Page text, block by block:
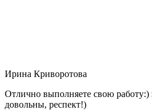
Ирина Криворотова
Отлично выполняете свою работу:)
довольны, респект!)